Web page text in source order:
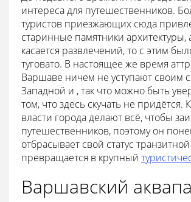
интереса для путешественников.
туристов приезжающих сюда
старинные памятники архитектуры,
касается развлечений, то с этим
туговато. В настоящее же время
Варшаве ничем не уступают своим
Западной и , так что можно быть
том, что здесь скучать не придётся.
власти города делают всё, чтобы
путешественников, поэтому он
отбрасывает свой статус
превращается в крупный
Варшавский